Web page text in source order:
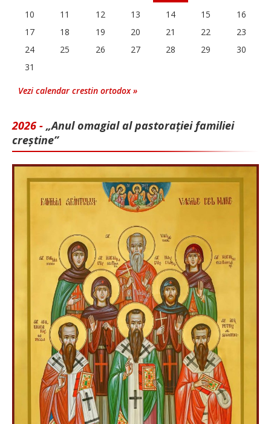
10
11 12 13 14 15
16
17
18 19 20 21 22
23
24
25 26 27 28 29
30
31
Vezi calendar crestin ortodox »
2026 - „Anul omagial al pastorației familiei
creștine”